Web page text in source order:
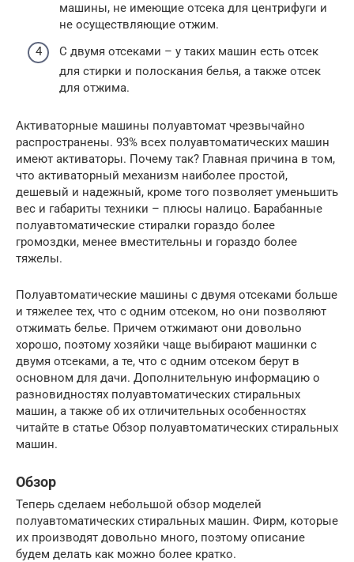
машины, не имеющие отсека для центрифуги и
не осуществляющие отжим.
С двумя отсеками – у таких машин есть отсек
для стирки и полоскания белья, а также отсек
для отжима.
Активаторные машины полуавтомат чрезвычайно
распространены. 93% всех полуавтоматических машин
имеют активаторы. Почему так? Главная причина в том,
что активаторный механизм наиболее простой,
дешевый и надежный, кроме того позволяет уменьшить
вес и габариты техники – плюсы налицо. Барабанные
полуавтоматические стиралки гораздо более
громоздки, менее вместительны и гораздо более
тяжелы.
Полуавтоматические машины с двумя отсеками больше
и тяжелее тех, что с одним отсеком, но они позволяют
отжимать белье. Причем отжимают они довольно
хорошо, поэтому хозяйки чаще выбирают машинки с
двумя отсеками, а те, что с одним отсеком берут в
основном для дачи. Дополнительную информацию о
разновидностях полуавтоматических стиральных
машин, а также об их отличительных особенностях
читайте в статье Обзор полуавтоматических стиральных
машин.
Обзор
Теперь сделаем небольшой обзор моделей
полуавтоматических стиральных машин. Фирм, которые
их производят довольно много, поэтому описание
будем делать как можно более кратко.